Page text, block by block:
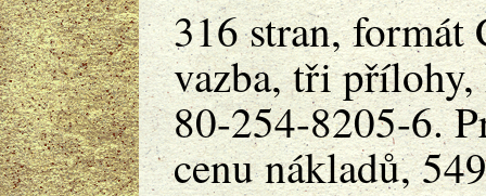
316 stran, formát
vazba, tři
80-254-8205-6.
cenu nákladů,